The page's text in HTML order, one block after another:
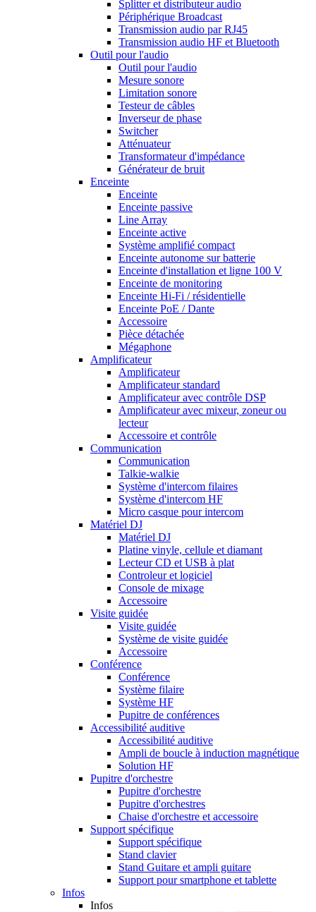
Splitter et distributeur audio
Périphérique Broadcast
Transmission audio par RJ45
Transmission audio HF et Bluetooth
Outil pour l'audio
Outil pour l'audio
Mesure sonore
Limitation sonore
Testeur de câbles
Inverseur de phase
Switcher
Atténuateur
Transformateur d'impédance
Générateur de bruit
Enceinte
Enceinte
Enceinte passive
Line Array
Enceinte active
Système amplifié compact
Enceinte autonome sur batterie
Enceinte d'installation et ligne 100 V
Enceinte de monitoring
Enceinte Hi-Fi / résidentielle
Enceinte PoE / Dante
Accessoire
Pièce détachée
Mégaphone
Amplificateur
Amplificateur
Amplificateur standard
Amplificateur avec contrôle DSP
Amplificateur avec mixeur, zoneur ou
lecteur
Accessoire et contrôle
Communication
Communication
Talkie-walkie
Système d'intercom filaires
Système d'intercom HF
Micro casque pour intercom
Matériel DJ
Matériel DJ
Platine vinyle, cellule et diamant
Lecteur CD et USB à plat
Controleur et logiciel
Console de mixage
Accessoire
Visite guidée
Visite guidée
Système de visite guidée
Accessoire
Conférence
Conférence
Système filaire
Système HF
Pupitre de conférences
Accessibilité auditive
Accessibilité auditive
Ampli de boucle à induction magnétique
Solution HF
Pupitre d'orchestre
Pupitre d'orchestre
Pupitre d'orchestres
Chaise d'orchestre et accessoire
Support spécifique
Support spécifique
Stand clavier
Stand Guitare et ampli guitare
Support pour smartphone et tablette
Infos
Infos